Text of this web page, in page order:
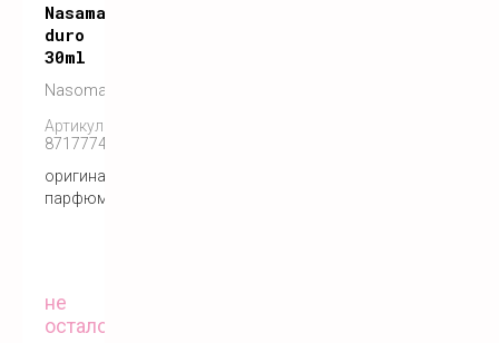
Nasamatto
duro
30ml
Nasomatto
Артикул:
8717774840061
оригинальный
парфюм
не
осталось